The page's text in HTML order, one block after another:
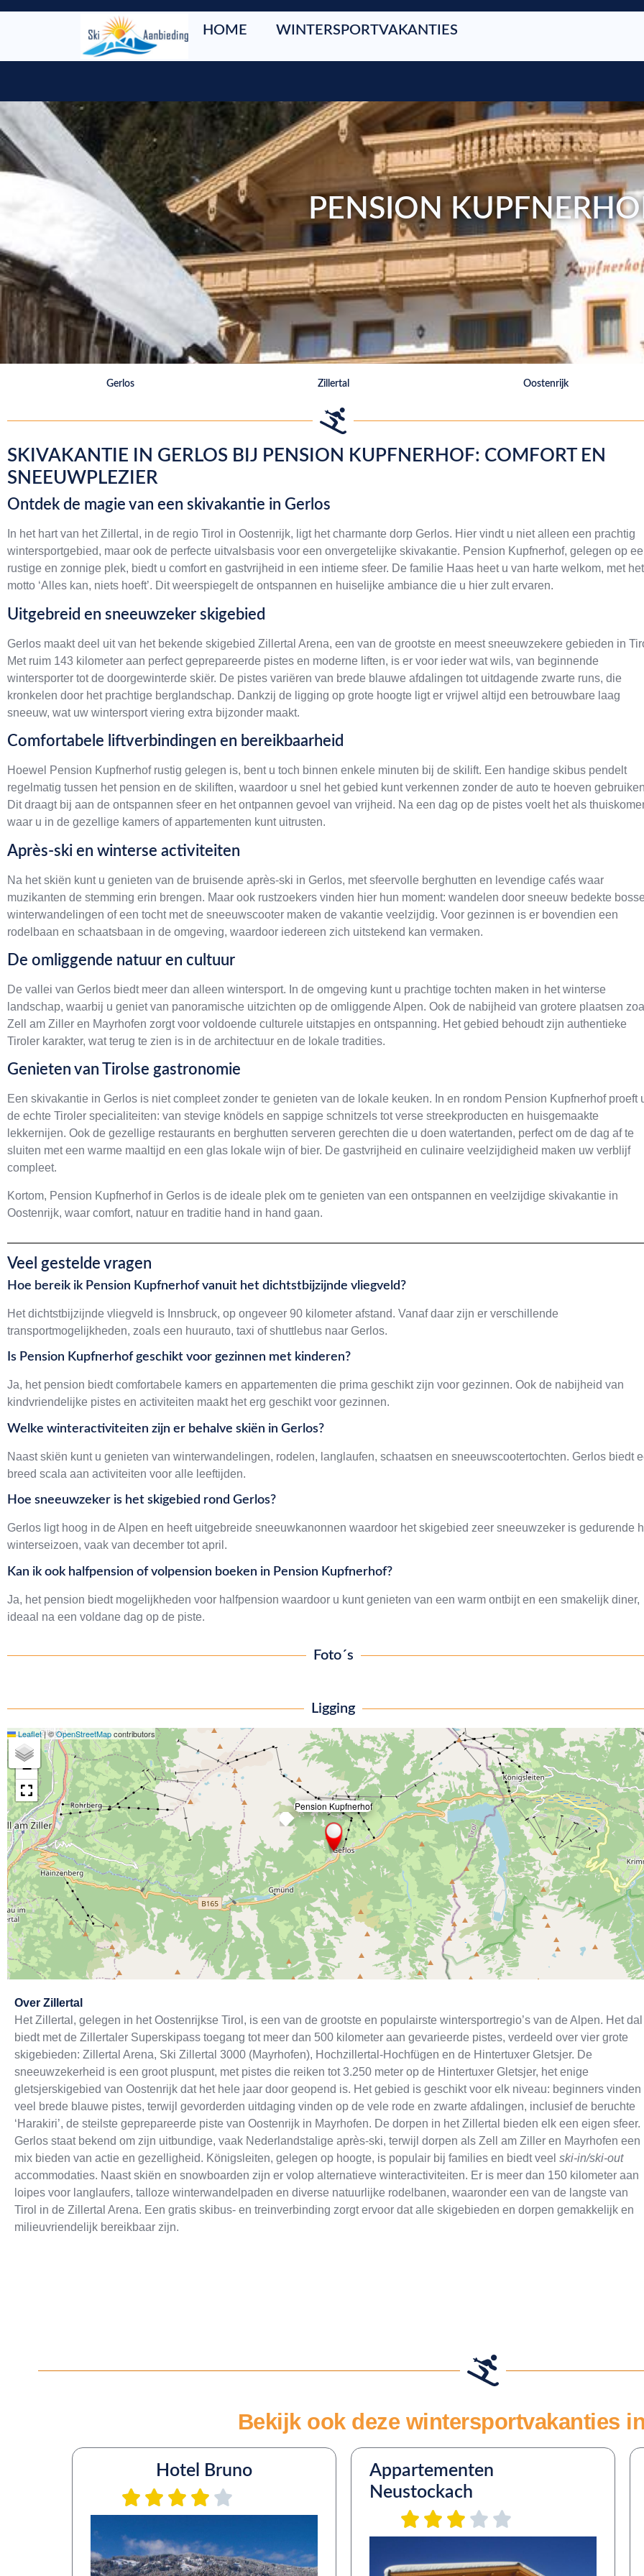
HOME WINTERSPORTVAKANTIES
PENSION
Gerlos Zillertal Oostenrijk
SKIVAKANTIE IN GERLOS BIJ PENSION KUPFNERHOF: COMFORT EN
SNEEUWPLEZIER
Ontdek de magie van een skivakantie in Gerlos
In het hart van het Zillertal, in de regio Tirol in Oostenrijk, ligt het charmante dorp Gerlos. Hier vindt u niet alleen een prachtig
wintersportgebied, maar ook de perfecte uitvalsbasis voor een onvergetelijke skivakantie. Pension Kupfnerhof, gelegen op
rustige en zonnige plek, biedt u comfort en gastvrijheid in een intieme sfeer. De familie Haas heet u van harte welkom, met het
motto ‘Alles kan, niets hoeft’. Dit weerspiegelt de ontspannen en huiselijke ambiance die u hier zult ervaren.
Uitgebreid en sneeuwzeker skigebied
Gerlos maakt deel uit van het bekende skigebied Zillertal Arena, een van de grootste en meest sneeuwzekere gebieden in
Met ruim 143 kilometer aan perfect geprepareerde pistes en moderne liften, is er voor ieder wat wils, van beginnende
wintersporter tot de doorgewinterde skiër. De pistes variëren van brede blauwe afdalingen tot uitdagende zwarte runs, die
kronkelen door het prachtige berglandschap. Dankzij de ligging op grote hoogte ligt er vrijwel altijd een betrouwbare laag
sneeuw, wat uw wintersport viering extra bijzonder maakt.
Comfortabele liftverbindingen en bereikbaarheid
Hoewel Pension Kupfnerhof rustig gelegen is, bent u toch binnen enkele minuten bij de skilift. Een handige skibus pendelt
regelmatig tussen het pension en de skiliften, waardoor u snel het gebied kunt verkennen zonder de auto te hoeven
Dit draagt bij aan de ontspannen sfeer en het ontpannen gevoel van vrijheid. Na een dag op de pistes voelt het als
waar u in de gezellige kamers of appartementen kunt uitrusten.
Après-ski en winterse activiteiten
Na het skiën kunt u genieten van de bruisende après-ski in Gerlos, met sfeervolle berghutten en levendige cafés waar
muzikanten de stemming erin brengen. Maar ook rustzoekers vinden hier hun moment: wandelen door sneeuw bedekte
winterwandelingen of een tocht met de sneeuwscooter maken de vakantie veelzijdig. Voor gezinnen is er bovendien een
rodelbaan en schaatsbaan in de omgeving, waardoor iedereen zich uitstekend kan vermaken.
De omliggende natuur en cultuur
De vallei van Gerlos biedt meer dan alleen wintersport. In de omgeving kunt u prachtige tochten maken in het winterse
landschap, waarbij u geniet van panoramische uitzichten op de omliggende Alpen. Ook de nabijheid van grotere plaatsen
Zell am Ziller en Mayrhofen zorgt voor voldoende culturele uitstapjes en ontspanning. Het gebied behoudt zijn authentieke
Tiroler karakter, wat terug te zien is in de architectuur en de lokale tradities.
Genieten van Tirolse gastronomie
Een skivakantie in Gerlos is niet compleet zonder te genieten van de lokale keuken. In en rondom Pension Kupfnerhof proeft
de echte Tiroler specialiteiten: van stevige knödels en sappige schnitzels tot verse streekproducten en huisgemaakte
lekkernijen. Ook de gezellige restaurants en berghutten serveren gerechten die u doen watertanden, perfect om de dag af te
sluiten met een warme maaltijd en een glas lokale wijn of bier. De gastvrijheid en culinaire veelzijdigheid maken uw verblijf
compleet.
Kortom, Pension Kupfnerhof in Gerlos is de ideale plek om te genieten van een ontspannen en veelzijdige skivakantie in
Oostenrijk, waar comfort, natuur en traditie hand in hand gaan.
Veel gestelde vragen
Hoe bereik ik Pension Kupfnerhof vanuit het dichtstbijzijnde vliegveld?
Het dichtstbijzijnde vliegveld is Innsbruck, op ongeveer 90 kilometer afstand. Vanaf daar zijn er verschillende
transportmogelijkheden, zoals een huurauto, taxi of shuttlebus naar Gerlos.
Is Pension Kupfnerhof geschikt voor gezinnen met kinderen?
Ja, het pension biedt comfortabele kamers en appartementen die prima geschikt zijn voor gezinnen. Ook de nabijheid van
kindvriendelijke pistes en activiteiten maakt het erg geschikt voor gezinnen.
Welke winteractiviteiten zijn er behalve skiën in Gerlos?
Naast skiën kunt u genieten van winterwandelingen, rodelen, langlaufen, schaatsen en sneeuwscootertochten. Gerlos biedt
breed scala aan activiteiten voor alle leeftijden.
Hoe sneeuwzeker is het skigebied rond Gerlos?
Gerlos ligt hoog in de Alpen en heeft uitgebreide sneeuwkanonnen waardoor het skigebied zeer sneeuwzeker is gedurende
winterseizoen, vaak van december tot april.
Kan ik ook halfpension of volpension boeken in Pension Kupfnerhof?
Ja, het pension biedt mogelijkheden voor halfpension waardoor u kunt genieten van een warm ontbijt en een smakelijk diner,
ideaal na een voldane dag op de piste.
Foto´s
Ligging
Pension Kupfnerhof
×
+
−
Leaflet|©OpenStreetMapcontributors
Over Zillertal
Het Zillertal, gelegen in het Oostenrijkse Tirol, is een van de grootste en populairste wintersportregio’s van de Alpen. Het dal
biedt met de Zillertaler Superskipass toegang tot meer dan 500 kilometer aan gevarieerde pistes, verdeeld over vier grote
skigebieden: Zillertal Arena, Ski Zillertal 3000 (Mayrhofen), Hochzillertal-Hochfügen en de Hintertuxer Gletsjer. De
sneeuwzekerheid is een groot pluspunt, met pistes die reiken tot 3.250 meter op de Hintertuxer Gletsjer, het enige
gletsjerskigebied van Oostenrijk dat het hele jaar door geopend is. Het gebied is geschikt voor elk niveau: beginners vinden
veel brede blauwe pistes, terwijl gevorderden uitdaging vinden op de vele rode en zwarte afdalingen, inclusief de beruchte
‘Harakiri’, de steilste geprepareerde piste van Oostenrijk in Mayrhofen. De dorpen in het Zillertal bieden elk een eigen sfeer.
Gerlos staat bekend om zijn uitbundige, vaak Nederlandstalige après-ski, terwijl dorpen als Zell am Ziller en Mayrhofen een
mix bieden van actie en gezelligheid. Königsleiten, gelegen op hoogte, is populair bij families en biedt veel ski-in/ski-out
accommodaties. Naast skiën en snowboarden zijn er volop alternatieve winteractiviteiten. Er is meer dan 150 kilometer aan
loipes voor langlaufers, talloze winterwandelpaden en diverse natuurlijke rodelbanen, waaronder een van de langste van
Tirol in de Zillertal Arena. Een gratis skibus- en treinverbinding zorgt ervoor dat alle skigebieden en dorpen gemakkelijk en
milieuvriendelijk bereikbaar zijn.
Bekijk ook deze wintersportvakanties
Hotel Bruno
Appartementen
Neustockach